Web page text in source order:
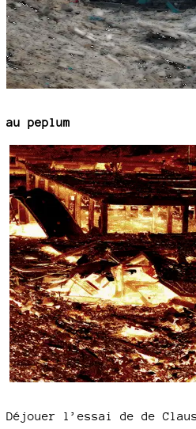
au peplum
Déjouer l’essai de de